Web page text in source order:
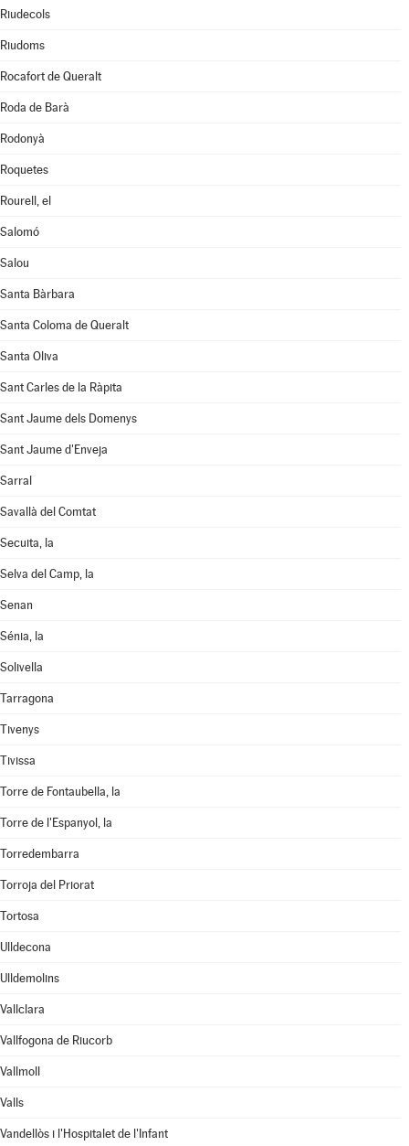
Riudecols
Riudoms
Rocafort de Queralt
Roda de Barà
Rodonyà
Roquetes
Rourell, el
Salomó
Salou
Santa Bàrbara
Santa Coloma de Queralt
Santa Oliva
Sant Carles de la Ràpita
Sant Jaume dels Domenys
Sant Jaume d'Enveja
Sarral
Savallà del Comtat
Secuita, la
Selva del Camp, la
Senan
Sénia, la
Solivella
Tarragona
Tivenys
Tivissa
Torre de Fontaubella, la
Torre de l'Espanyol, la
Torredembarra
Torroja del Priorat
Tortosa
Ulldecona
Ulldemolins
Vallclara
Vallfogona de Riucorb
Vallmoll
Valls
Vandellòs i l'Hospitalet de l'Infant